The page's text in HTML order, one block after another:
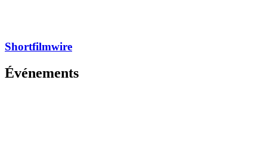
Shortfilmwire
Événements